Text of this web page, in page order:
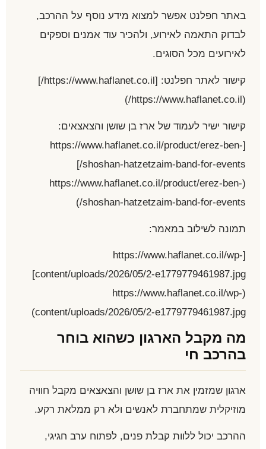
באתר חפלנט אפשר למצוא מידע נוסף על ההרכב,
לבדוק התאמה לאירוע, ולהכיר עוד אמנים וספקים
לאירועים מכל הסוגים.
קישור לאתר חפלנט: [https://www.haflanet.co.il/]
(https://www.haflanet.co.il/)
קישור ישיר לעמוד של ארז בן שושן והצאצאים:
[https://www.haflanet.co.il/product/erez-ben-
shoshan-hatzetzaim-band-for-events/]
(https://www.haflanet.co.il/product/erez-ben-
shoshan-hatzetzaim-band-for-events/)
תמונה לשילוב במאמר:
[https://www.haflanet.co.il/wp-
content/uploads/2026/05/2-e1779779461987.jpg]
(https://www.haflanet.co.il/wp-
content/uploads/2026/05/2-e1779779461987.jpg)
מה מקבל הארגון כשהוא בוחר
בהרכב חי
ארגון שמזמין את ארז בן שושן והצאצאים מקבל חוויה
מוזיקלית שמתחברת לאנשים ולא רק ממלאת רקע.
ההרכב יכול ללוות קבלת פנים, לפתוח ערב חגיגי,